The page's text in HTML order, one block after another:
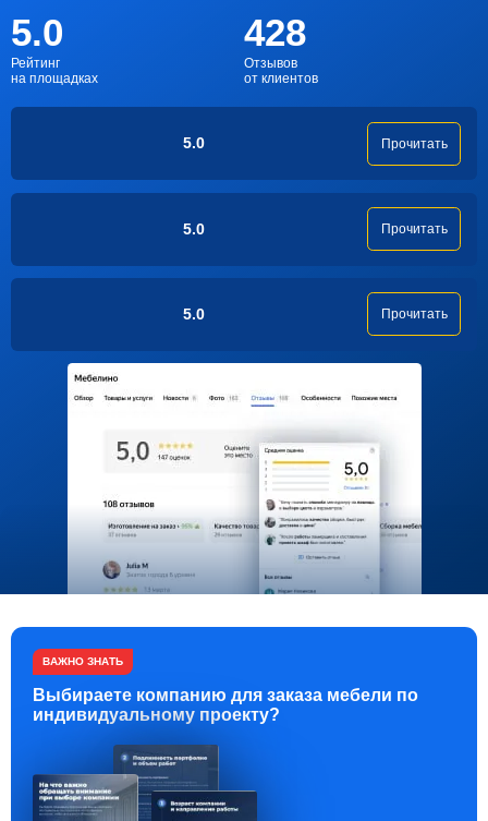
5.0
Рейтинг
на площадках
428
Отзывов
от клиентов
5.0 Прочитать
5.0 Прочитать
5.0 Прочитать
ВАЖНО ЗНАТЬ
Выбираете компанию для заказа мебели по
индивидуальному проекту?